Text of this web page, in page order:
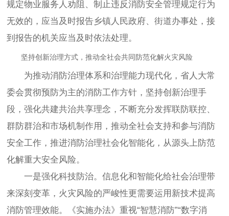
规定物业服务人劝阻、制止违反消防安全管理规定行为
无效的，应当及时报告乡镇人民政府、街道办事处，接
到报告的机关应当及时依法处理。
坚持创新治理方式，推动全社会共同防范化解火灾风险
为推动消防治理体系和治理能力现代化，省人大常
委会贯彻预防为主的消防工作方针，坚持创新治理手
段，强化共建共治共享理念，不断充分发挥联防联控、
群防群治和市场机制作用，推动全社会支持和参与消防
安全工作，推进消防治理社会化智能化，从源头上防范
化解重大安全风险。
一是强化科技防治。信息化和智能化给社会治理带
来深刻变革，火灾风险的严峻性更需要运用新技术提高
消防管理效能。《实施办法》重视“智慧消防”“数字消